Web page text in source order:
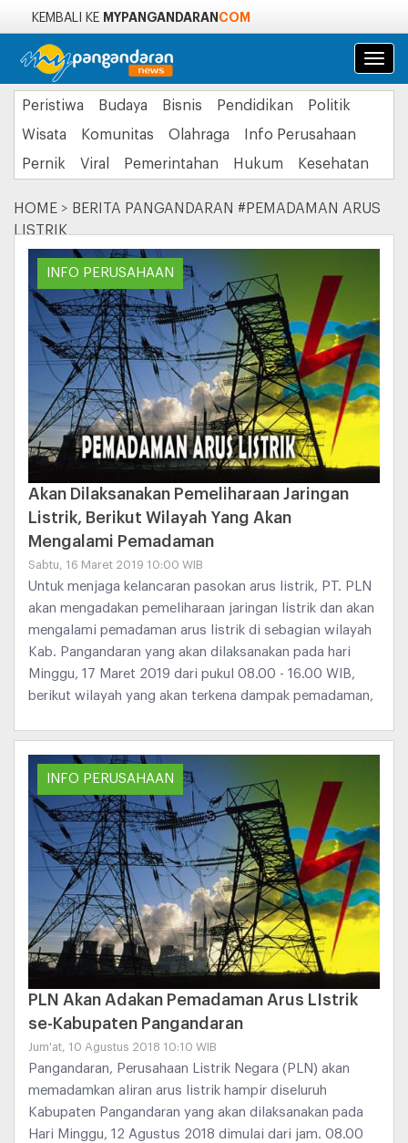
KEMBALI KE MYPANGANDARAN COM
Peristiwa Budaya Bisnis Pendidikan
Politik
Wisata
Komunitas Olahraga
Info Perusahaan
Pernik
Viral Pemerintahan Hukum Kesehatan
HOME > BERITA PANGANDARAN #PEMADAMAN ARUS
LISTRIK
INFO PERUSAHAAN
Akan Dilaksanakan Pemeliharaan Jaringan
Listrik, Berikut Wilayah Yang Akan
Mengalami Pemadaman
Sabtu, 16 Maret 2019 10:00 WIB
Untuk menjaga kelancaran pasokan arus listrik, PT. PLN
akan mengadakan pemeliharaan jaringan listrik dan akan
mengalami pemadaman arus listrik di sebagian wilayah
Kab. Pangandaran yang akan dilaksanakan pada hari
Minggu, 17 Maret 2019 dari pukul 08.00 - 16.00 WIB,
berikut wilayah yang akan terkena dampak pemadaman,
INFO PERUSAHAAN
PLN Akan Adakan Pemadaman Arus LIstrik
se-Kabupaten Pangandaran
Jum'at, 10 Agustus 2018 10:10 WIB
Pangandaran, Perusahaan Listrik Negara (PLN) akan
memadamkan aliran arus listrik hampir diseluruh
Kabupaten Pangandaran yang akan dilaksanakan pada
Hari Minggu, 12 Agustus 2018 dimulai dari jam. 08.00